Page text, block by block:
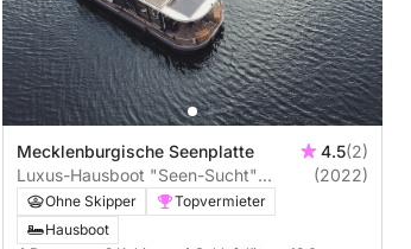
Mecklenburgische Seenplatte 4.5(2)
Luxus-Hausboot "Seen-Sucht"
Führerscheinfrei (Charterschein)
(2022)
Ohne Skipper
Topvermieter
Hausboot